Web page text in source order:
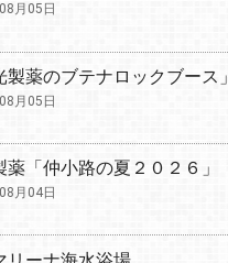
月05日
製薬のブテナロックブース」
月05日
薬「仲小路の夏２０２６」
月04日